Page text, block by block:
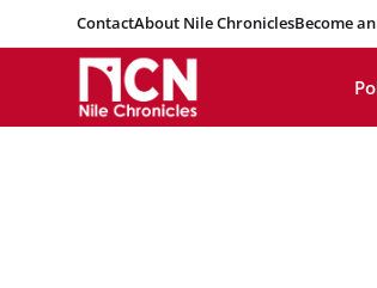
ContactAbout Nile ChroniclesBecome